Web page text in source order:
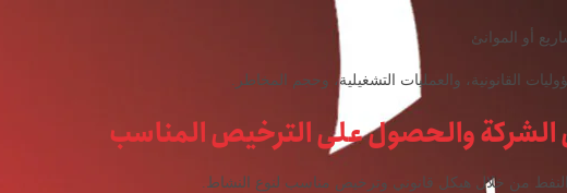
أو الموانئ
القانونية، والعمليات التشغيلية، وحجم المخاطر.
الشركة والحصول على الترخيص المناسب
من خلال هيكل قانوني وترخيص مناسب لنوع النشاط.